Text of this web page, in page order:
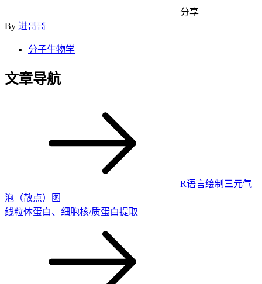
分享
By 进哥哥
分子生物学
文章导航
R语言绘制三元气
泡（散点）图
线粒体蛋白、细胞核/质蛋白提取